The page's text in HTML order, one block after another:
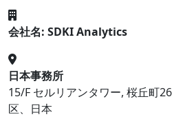
会社名: SDKI Analytics
日本事務所
15/F セルリアンタワー, 桜丘町
区、日本